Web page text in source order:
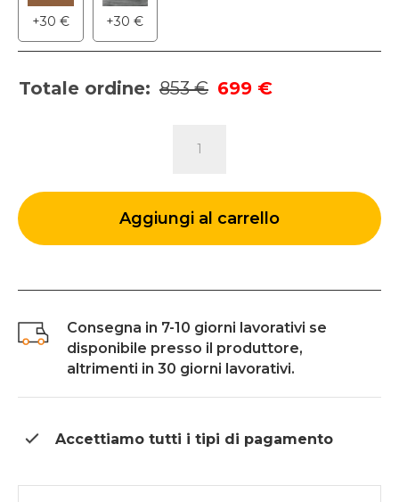
+30 € +30€
Totale ordine: 853 € 699 €
PRIAMO
Top
in
Aggiungi al carrello
Consegna in 7-10 giorni lavorativi se
disponibile presso il produttore,
altrimenti in 30 giorni lavorativi.
Accettiamo tutti i tipi di pagamento